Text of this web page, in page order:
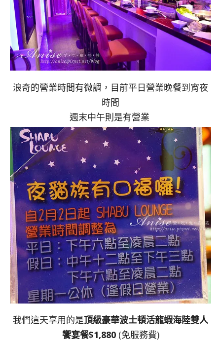
浪奇的營業時間有微調，目前平日營業晚餐到宵夜
時間
週末中午則是有營業
我們這天享用的是頂級豪華波士頓活龍蝦海陸雙人
饗宴餐$1,880(免服務費)